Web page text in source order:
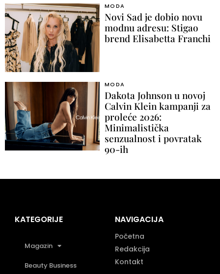
MODA
Novi Sad je dobio novu
modnu adresu: Stigao
brend Elisabetta Franchi
MODA
Dakota Johnson u novoj
Calvin Klein kampanji za
proleće 2026:
Minimalistička
senzualnost i povratak
90-ih
KATEGORIJE
Magazin
Beauty Business
NAVIGACIJA
Početna
Redakcija
Kontakt